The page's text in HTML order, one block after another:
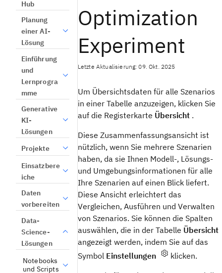
Hub
Planung
einer AI-
Lösung
Einführung
und
Lernprogra
mme
Generative
KI-
Lösungen
Projekte
Einsatzbere
iche
Daten
vorbereiten
Data-
Science-
Lösungen
Notebooks
und Scripts
Optimization
Experiment
Letzte Aktualisierung: 09. Okt. 2025
Um Übersichtsdaten für alle Szenarios
in einer Tabelle anzuzeigen, klicken Sie
auf die Registerkarte Übersicht.
Diese Zusammenfassungsansicht ist
nützlich, wenn Sie mehrere Szenarien
haben, da sie Ihnen Modell-, Lösungs-
und Umgebungsinformationen für alle
Ihre Szenarien auf einen Blick liefert.
Diese Ansicht erleichtert das
Vergleichen, Ausführen und Verwalten
von Szenarios. Sie können die Spalten
auswählen, die in der Tabelle Übersicht
angezeigt werden, indem Sie auf das
Symbol Einstellungen
klicken.